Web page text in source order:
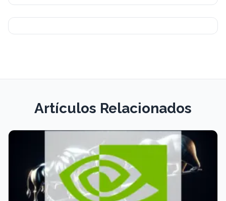
Artículos Relacionados